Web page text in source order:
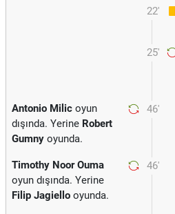
22'
25'
46'
Antonio Milic oyun
dışında. Yerine Robert
Gumny oyunda.
46'
Timothy Noor Ouma
oyun dışında. Yerine
Filip Jagiello oyunda.